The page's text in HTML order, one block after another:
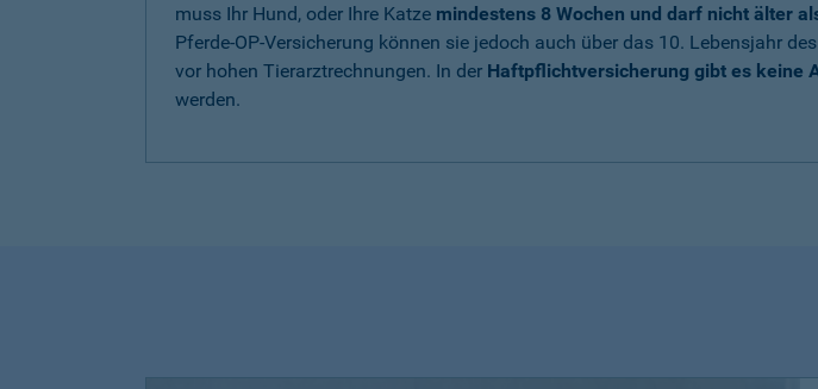
muss Ihr Hund, oder Ihre Katze mindestens 8 Wochen und darf nicht älter
Pferde-OP-Versicherung können sie jedoch auch über das 10. Lebensjahr
vor hohen Tierarztrechnungen. In der Haftpflichtversicherung gibt es keine
werden.